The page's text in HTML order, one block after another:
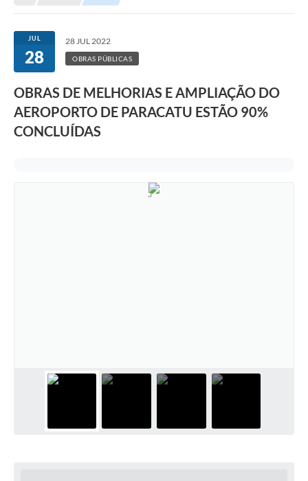
JUL
28
28 JUL 2022
OBRAS PÚBLICAS
OBRAS DE MELHORIAS E AMPLIAÇÃO DO
AEROPORTO DE PARACATU ESTÃO 90%
CONCLUÍDAS